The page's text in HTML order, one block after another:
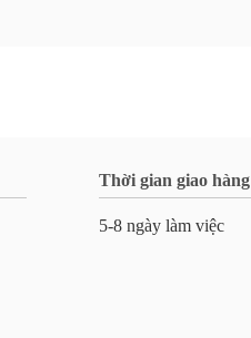
Thời gian giao hàng
5-8 ngày làm việc